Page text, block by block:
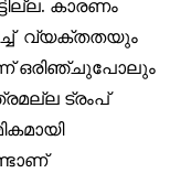
കാരണം
വ്യക്തതയും
ഒരിഞ്ചുപോലും
ട്രംപ്